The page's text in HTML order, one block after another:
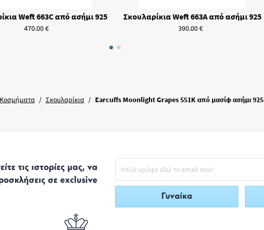
Weft 663C από ασήμι 925
470.00€
Σκουλαρίκια Weft 663A από ασήμι 925
390.00€
/ Σκουλαρίκια / Earcuffs Moonlight Grapes 551K από μασίφ ασήμι 925
τις ιστορίες μας, να
σε exclusive
Γυναίκα